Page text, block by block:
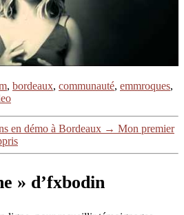
, bordeaux, communauté, emmroques,
en démo à Bordeaux → Mon premier
» d’fxbodin